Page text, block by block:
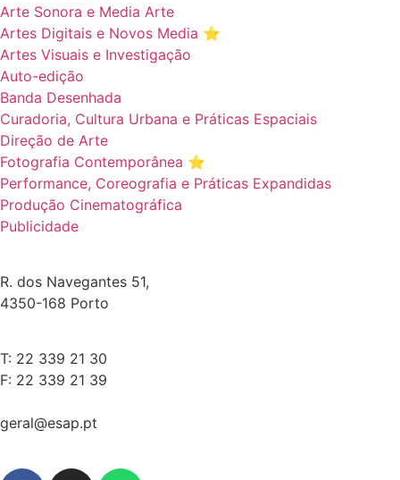
Arte Sonora e Media Arte
Artes Digitais e Novos Media ⭐️
Artes Visuais e Investigação
Auto-edição
Banda Desenhada
Curadoria, Cultura Urbana e Práticas Espaciais
Direção de Arte
Fotografia Contemporânea ⭐️
Performance, Coreografia e Práticas Expandidas
Produção Cinematográfica
Publicidade
R. dos Navegantes 51,
4350-168 Porto
T: 22 339 21 30
F: 22 339 21 39
geral@esap.pt